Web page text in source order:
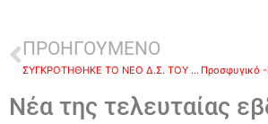
ΠΡΟΗΓΟΥΜΕΝΟ
ΣΥΓΚΡΟΤΗΘΗΚΕ ΤΟ ΝΕΟ Δ.Σ. ΤΟΥ ΣΥΛΛΟΓΟΥ ΙΔΙΟΚΤΗΤΩΝ ΑΝΑΨΥΚΤΗΡΙΩΝ ΚΑΦΕ BAR ΝΑΥΠΛΙΟΥ «Τ`Ανάπλι»
Νέα της τελευταίας